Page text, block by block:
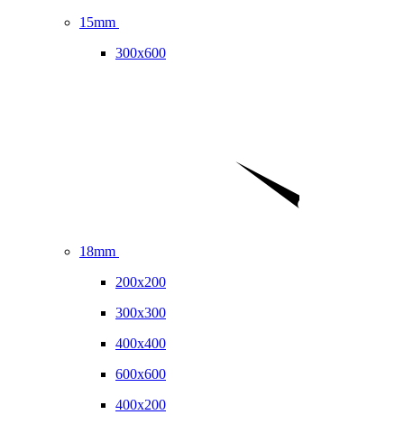
15mm
300x600
18mm
200x200
300x300
400x400
600x600
400x200